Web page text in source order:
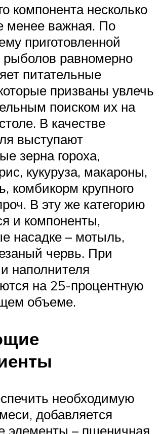
компонента несколько
менее важная. По
приготовленной
рыболов равномерно
питательные
призваны увлечь
поиском их на
В качестве
выступают
зерна гороха,
кукуруза, макароны,
комбикорм крупного
В эту же категорию
и компоненты,
насадке – мотыль,
червь. При
наполнителя
на 25-процентную
объеме.
необходимую
добавляется
элементы – пшеничная,